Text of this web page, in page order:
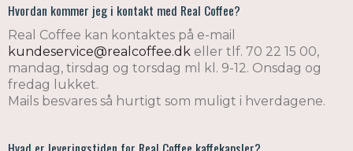
Hvordan kommer jeg i kontakt med Real Coffee?
Real Coffee kan kontaktes på e-mail
kundeservice@realcoffee.dk eller tlf. 70 22 15 00,
mandag, tirsdag og torsdag ml kl. 9-12. Onsdag og
fredag lukket.
Mails besvares så hurtigt som muligt i hverdagene.